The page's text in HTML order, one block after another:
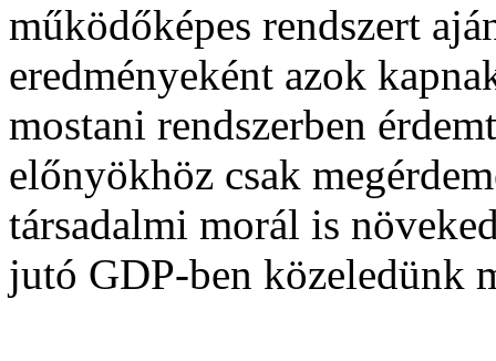
működőképes rendszert
eredményeként azok
mostani rendszerben
előnyökhöz csak
társadalmi morál is
jutó GDP-ben közeledünk